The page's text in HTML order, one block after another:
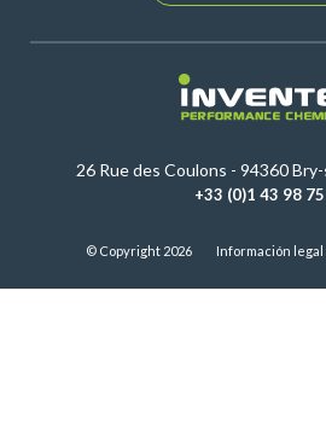
26 Rue des Coulons - 94360
+33 (0)1 43 98
© Copyright 2026 Información